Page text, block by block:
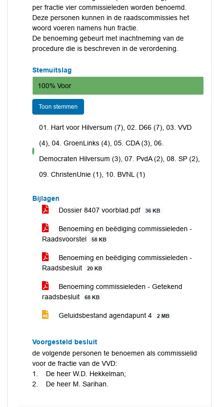
per fractie vier commissieleden worden benoemd.
Deze personen kunnen in de raadscommissies het
woord voeren namens hun fractie.
De benoeming gebeurt met inachtneming van de
procedure die is beschreven in de verordening.
Stemuitslag
100% Voor
Toon stemmen
voor
01. Hart voor Hilversum (7), 02. D66 (7), 03. VVD
(4), 04. GroenLinks (4), 05. CDA (3), 06.
Democraten Hilversum (3), 07. PvdA (2), 08. SP (2),
09. ChristenUnie (1), 10. BVNL (1)
Bijlagen
Dossier 8407 voorblad.pdf
36 KB
Benoeming en beëdiging commissieleden -
Raadsvoorstel
58 KB
Benoeming en beëdiging commissieleden -
Raadsbesluit
20 KB
Benoeming commissieleden - Getekend
raadsbesluit
68 KB
Geluidsbestand agendapunt 4 2 MB
Voorgesteld besluit
de volgende personen te benoemen als commissielid
voor de fractie van de VVD:
1. De heer W.D. Hekkelman;
2. De heer M. Sarihan.